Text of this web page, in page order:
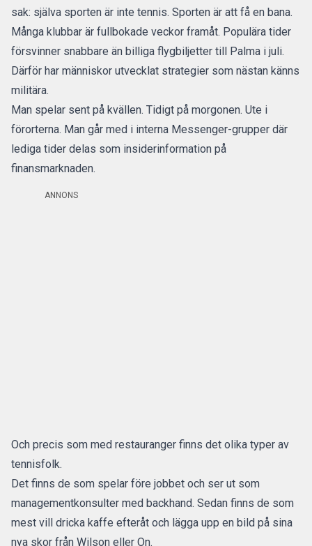
sak: själva sporten är inte tennis. Sporten är att få en bana.
Många klubbar är fullbokade veckor framåt. Populära tider
försvinner snabbare än billiga flygbiljetter till Palma i juli.
Därför har människor utvecklat strategier som nästan känns
militära.
Man spelar sent på kvällen. Tidigt på morgonen. Ute i
förorterna. Man går med i interna Messenger-grupper där
lediga tider delas som insiderinformation på
finansmarknaden.
ANNONS
Och precis som med restauranger finns det olika typer av
tennisfolk.
Det finns de som spelar före jobbet och ser ut som
managementkonsulter med backhand. Sedan finns de som
mest vill dricka kaffe efteråt och lägga upp en bild på sina
nya skor från Wilson eller On.